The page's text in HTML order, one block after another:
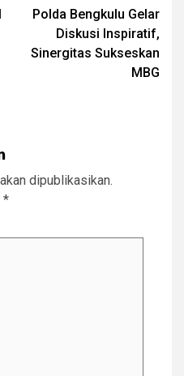
Polda Bengkulu Gelar
Diskusi Inspiratif,
Sinergitas Sukseskan
MBG
dipublikasikan.
*